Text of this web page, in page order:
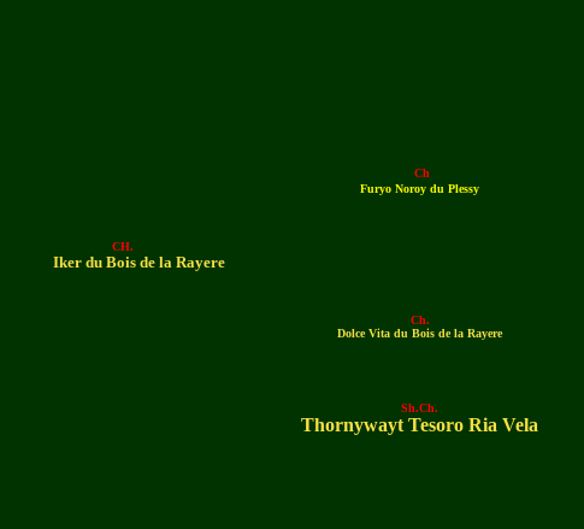
CH.
Iker du Bois de la Rayere
Ch
Furyo Noroy du Plessy
Ch.
Dolce Vita du Bois de la Rayere
Sh.Ch.
Thornywayt Tesoro Ria Vela